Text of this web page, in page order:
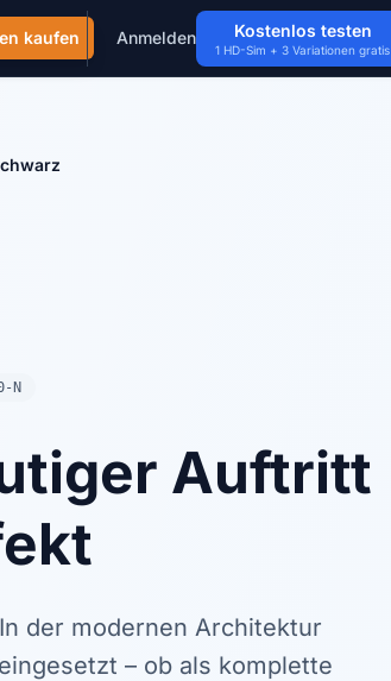
kaufen Anmelden Kostenlos testen
1 HD-Sim + 3 Variationen gratis
N
Auftritt
der modernen Architektur
– ob als komplette